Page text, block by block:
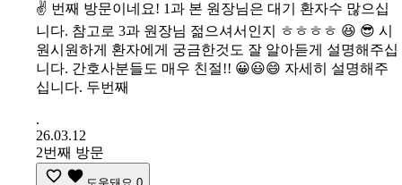
✌️ 번째 방문이네요! 1과 본 원장님은 대기 환자수 많으십
니다. 참고로 3과 원장님 젊으셔서인지 ㅎㅎㅎㅎ 😆 😎 시
원시원하게 환자에게 궁금한것도 잘 알아듣게 설명해주십
니다. 간호사분들도 매우 친절!! 😀😃😄 자세히 설명해주
십니다. 두번째
.
26.03.12
2번째 방문